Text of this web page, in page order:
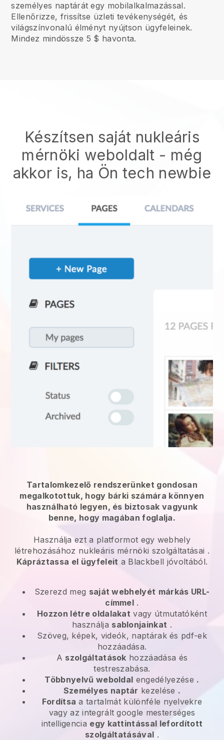
személyes naptárát egy mobilalkalmazással.
Ellenőrizze, frissítse üzleti tevékenységét, és
világszínvonalú élményt nyújtson ügyfeleinek.
Mindez mindössze 5 $ havonta.
Készítsen saját nukleáris
mérnöki weboldalt - még
akkor is, ha Ön tech newbie
Tartalomkezelő rendszerünket gondosan
megalkotottuk, hogy bárki számára könnyen
használható legyen, és biztosak vagyunk
benne, hogy magában foglalja.
Használja ezt a platformot egy webhely
létrehozásához nukleáris mérnöki szolgáltatásai .
Kápráztassa el ügyfeleit a Blackbell jóvoltából.
Szerezd meg saját webhelyét márkás URL-
címmel .
Hozzon létre oldalakat vagy útmutatóként
használja sablonjainkat .
Szöveg, képek, videók, naptárak és pdf-ek
hozzáadása.
A szolgáltatások hozzáadása és
testreszabása.
Többnyelvű weboldal engedélyezése .
Személyes naptár kezelése .
Fordítsa a tartalmát különféle nyelvekre
vagy az integrált google mesterséges
intelligencia egy kattintással lefordított
szolgáltatásával .